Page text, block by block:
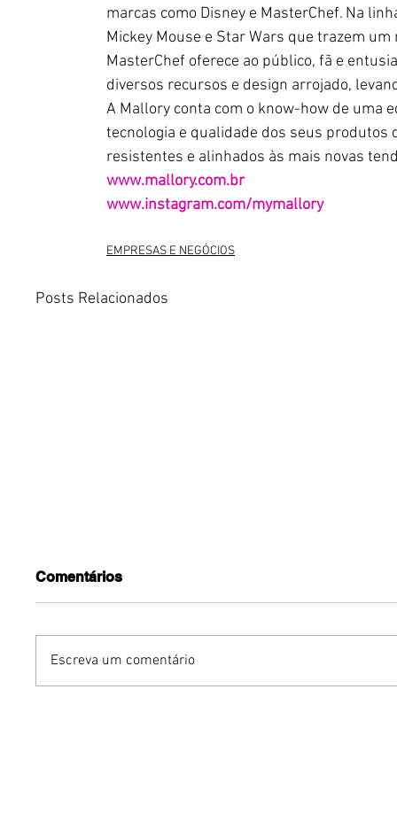
marcas como Disney e MasterChef. Na
Mickey Mouse e Star Wars que trazem
MasterChef oferece ao público, fã e
diversos recursos e design arrojado,
A Mallory conta com o know-how de uma
tecnologia e qualidade dos seus
resistentes e alinhados às mais novas
www.mallory.com.br
www.instagram.com/mymallory
EMPRESAS E NEGÓCIOS
Posts Relacionados
Comentários
Escreva um comentário